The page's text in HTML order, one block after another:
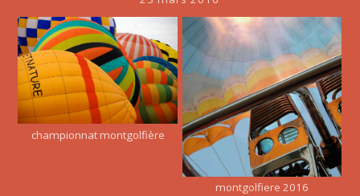
championnat montgolfière
montgolfiere 2016